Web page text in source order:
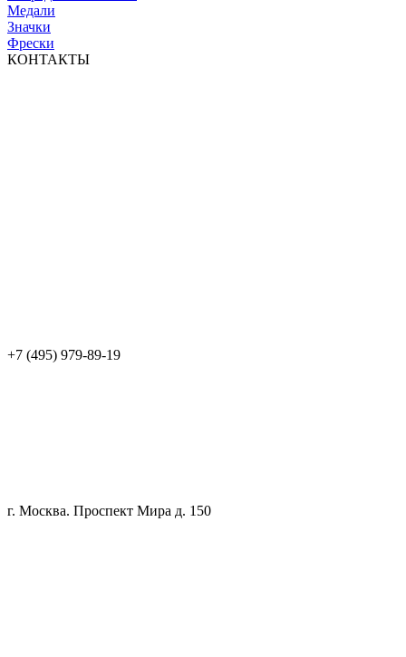
Медали
Значки
Фрески
КОНТАКТЫ
+7 (495) 979-89-19
г. Москва. Проспект Мира д. 150